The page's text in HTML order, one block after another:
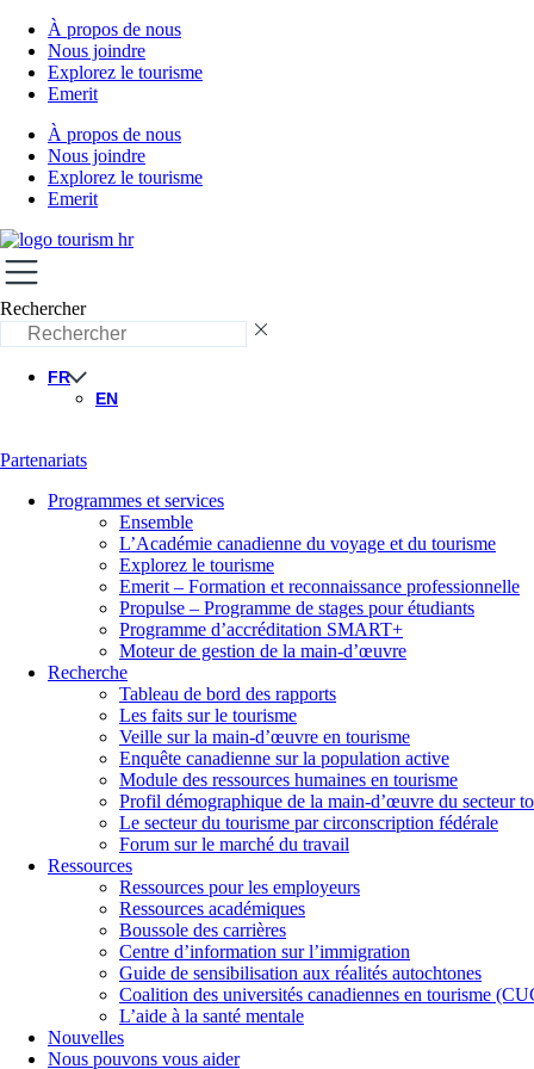
À propos de nous
Nous joindre
Explorez le tourisme
Emerit
À propos de nous
Nous joindre
Explorez le tourisme
Emerit
Rechercher
FR
EN
Partenariats
Programmes et services
Ensemble
L’Académie canadienne du voyage et du tourisme
Explorez le tourisme
Emerit – Formation et reconnaissance professionnelle
Propulse – Programme de stages pour étudiants
Programme d’accréditation SMART+
Moteur de gestion de la main-d’œuvre
Recherche
Tableau de bord des rapports
Les faits sur le tourisme
Veille sur la main-d’œuvre en tourisme
Enquête canadienne sur la population active
Module des ressources humaines en tourisme
Profil démographique de la main-d’œuvre du secteur
Le secteur du tourisme par circonscription fédérale
Forum sur le marché du travail
Ressources
Ressources pour les employeurs
Ressources académiques
Boussole des carrières
Centre d’information sur l’immigration
Guide de sensibilisation aux réalités autochtones
Coalition des universités canadiennes en tourisme
L’aide à la santé mentale
Nouvelles
Nous pouvons vous aider